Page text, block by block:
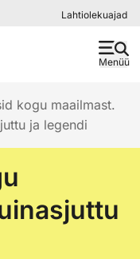
Lahtiolekuajad
Menüü
kogu maailmast.
ja legendi